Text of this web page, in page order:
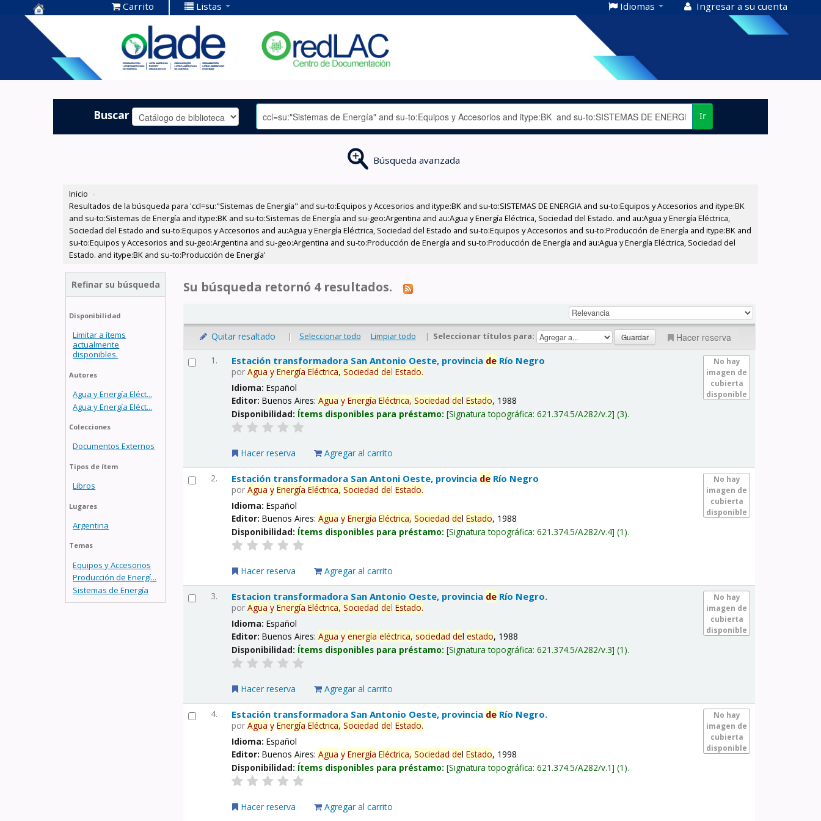
Centro de
Documentación
OLADE -
Carrito Listas Idiomas Ingresar a su cuenta
Buscar Ir
Búsqueda avanzada
Inicio ›
Resultados de la búsqueda para 'ccl=su:"Sistemas de Energía" and su-to:Equipos y Accesorios and itype:BK and su-to:SISTEMAS DE ENERGIA and su-to:Equipos y Accesorios and itype:BK
and su-to:Sistemas de Energía and itype:BK and su-to:Sistemas de Energía and su-geo:Argentina and au:Agua y Energía Eléctrica, Sociedad del Estado. and au:Agua y Energía Eléctrica,
Sociedad del Estado and su-to:Equipos y Accesorios and au:Agua y Energía Eléctrica, Sociedad del Estado and su-to:Equipos y Accesorios and su-to:Producción de Energía and itype:BK and
su-to:Equipos y Accesorios and su-geo:Argentina and su-geo:Argentina and su-to:Producción de Energía and su-to:Producción de Energía and au:Agua y Energía Eléctrica, Sociedad del
Estado. and itype:BK and su-to:Producción de Energía'
Refinar su búsqueda
Disponibilidad
Limitar a ítems
actualmente
disponibles.
Autores
Agua y Energía Eléct...
Agua y Energía Eléct...
Colecciones
Documentos Externos
Tipos de ítem
Libros
Lugares
Argentina
Temas
Equipos y Accesorios
Producción de Energí...
Sistemas de Energía
Su búsqueda retornó 4 resultados.
Quitar resaltado | Seleccionar todo Limpiar todo | Seleccionar títulos para: Hacer reserva
1.
No hay
imagen de
cubierta
disponible
Estación transformadora San Antonio Oeste, provincia de Río Negro
porAgua y Energía Eléctrica, Sociedad delEstado.
Idioma:Español
Editor:Buenos Aires:Agua y Energía Eléctrica, Sociedad delEstado, 1988
Disponibilidad: Ítems disponibles para préstamo: Signatura topográfica:621.374.5/A282/v.2 (3).
Hacer reserva Agregar al carrito
2.
No hay
imagen de
cubierta
disponible
Estación transformadora San Antoni Oeste, provincia de Río Negro
porAgua y Energía Eléctrica, Sociedad delEstado.
Idioma:Español
Editor:Buenos Aires:Agua y Energía Eléctrica, Sociedad delEstado, 1988
Disponibilidad: Ítems disponibles para préstamo: Signatura topográfica:621.374.5/A282/v.4 (1).
Hacer reserva Agregar al carrito
3.
No hay
imagen de
cubierta
disponible
Estacion transformadora San Antonio Oeste, provincia de Río Negro.
porAgua y Energía Eléctrica, Sociedad delEstado.
Idioma:Español
Editor:Buenos Aires:Agua y energía eléctrica, sociedad delestado, 1988
Disponibilidad: Ítems disponibles para préstamo: Signatura topográfica:621.374.5/A282/v.3 (1).
Hacer reserva Agregar al carrito
4.
No hay
imagen de
cubierta
disponible
Estación transformadora San Antonio Oeste, provincia de Río Negro.
porAgua y Energía Eléctrica, Sociedad delEstado.
Idioma:Español
Editor:Buenos Aires:Agua y Energía Eléctrica, Sociedad delEstado, 1998
Disponibilidad: Ítems disponibles para préstamo: Signatura topográfica:621.374.5/A282/v.1 (1).
Hacer reserva Agregar al carrito